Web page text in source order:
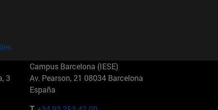
3
Campus Barcelona (IESE)
Av. Pearson, 21 08034 Barcelona
España